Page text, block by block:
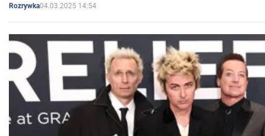
Rozrywka04.03.2025 14:54